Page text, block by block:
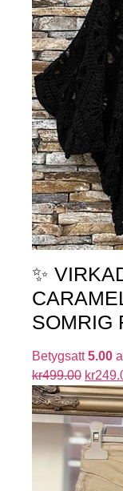
✨
SOMRIG
Betygsatt5.00
kr499.00 kr